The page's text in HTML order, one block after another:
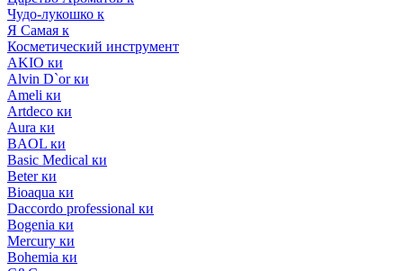
Чудо-лукошко к
Я Самая к
Косметический инструмент
AKIO ки
Alvin D`or ки
Ameli ки
Artdeco ки
Aura ки
BAOL ки
Basic Medical ки
Beter ки
Bioaqua ки
Daccordo professional ки
Bogenia ки
Mercury ки
Bohemia ки